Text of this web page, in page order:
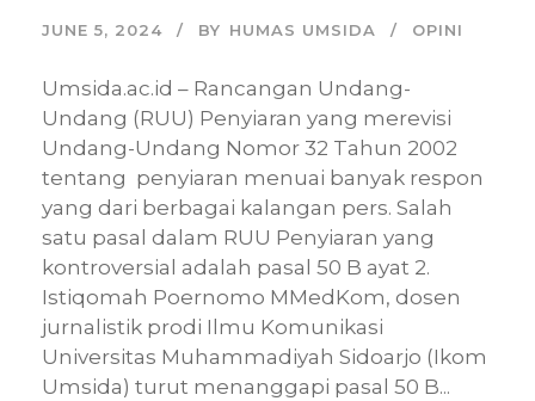
JUNE 5, 2024 BY HUMAS UMSIDA OPINI
Umsida.ac.id – Rancangan Undang-
Undang (RUU) Penyiaran yang merevisi
Undang-Undang Nomor 32 Tahun 2002
tentang penyiaran menuai banyak respon
yang dari berbagai kalangan pers. Salah
satu pasal dalam RUU Penyiaran yang
kontroversial adalah pasal 50 B ayat 2.
Istiqomah Poernomo MMedKom, dosen
jurnalistik prodi Ilmu Komunikasi
Universitas Muhammadiyah Sidoarjo (Ikom
Umsida) turut menanggapi pasal 50 B...